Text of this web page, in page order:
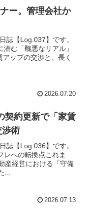
ー。管理会社か
誌【Log.037】です。
む「醜悪なリアル」
ップの交渉と、長く
2026.07.20
契約更新で「家賃
渉術
誌【Log.036】です。
レへの転換点これま
産経営における「守備
...
2026.07.13